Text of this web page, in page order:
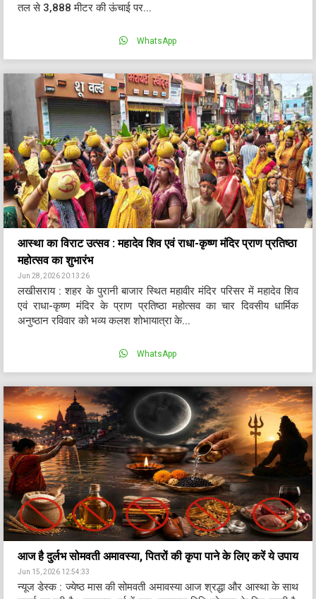
तल से 3,888 मीटर की ऊंचाई पर...
WhatsApp
आस्था का विराट उत्सव : महादेव शिव एवं राधा-कृष्ण मंदिर प्राण प्रतिष्ठा
महोत्सव का शुभारंभ
Jun 28, 2026 20:13:26
लखीसराय : शहर के पुरानी बाजार स्थित महावीर मंदिर परिसर में महादेव शिव
एवं राधा-कृष्ण मंदिर के प्राण प्रतिष्ठा महोत्सव का चार दिवसीय धार्मिक
अनुष्ठान रविवार को भव्य कलश शोभायात्रा के...
WhatsApp
आज है दुर्लभ सोमवती अमावस्या, पितरों की कृपा पाने के लिए करें ये उपाय
Jun 15, 2026 12:54:33
न्यूज डेस्क : ज्येष्ठ मास की सोमवती अमावस्या आज श्रद्धा और आस्था के साथ